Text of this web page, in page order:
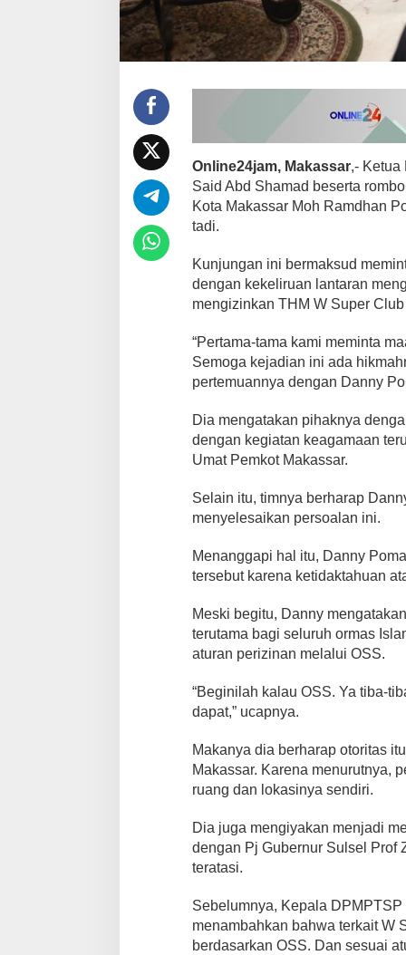
f
k
e
D
m
a
t
a
n
A
j
k
L
a
u
k
a
n
e
i
s
i
P
e
m
r
u
l
s
l
Online24jam, Makassar,- Ketua
Said Abd Shamad beserta
Kota Makassar Moh Ramdhan
tadi.
Kunjungan ini bermaksud
dengan kekeliruan lantaran
mengizinkan THM W Super
“Pertama-tama kami meminta
Semoga kejadian ini ada
pertemuannya dengan Danny
Dia mengatakan pihaknya
dengan kegiatan keagamaan
Umat Pemkot Makassar.
Selain itu, timnya berharap
menyelesaikan persoalan ini.
Menanggapi hal itu, Danny
tersebut karena ketidaktahuan
Meski begitu, Danny
terutama bagi seluruh ormas
aturan perizinan melalui OSS.
“Beginilah kalau OSS. Ya tiba-
dapat,” ucapnya.
Makanya dia berharap otoritas
Makassar. Karena menurutnya,
ruang dan lokasinya sendiri.
Dia juga mengiyakan menjadi
dengan Pj Gubernur Sulsel Prof
teratasi.
Sebelumnya, Kepala
menambahkan bahwa terkait W
berdasarkan OSS. Dan sesuai